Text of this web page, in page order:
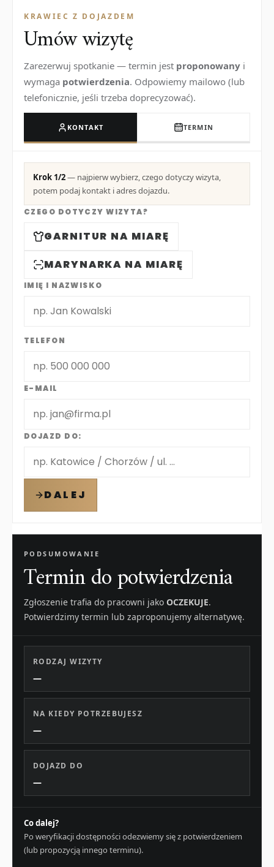
KRAWIEC Z DOJAZDEM
Umów wizytę
Zarezerwuj spotkanie — termin jest proponowany i
wymaga potwierdzenia. Odpowiemy mailowo (lub
telefonicznie, jeśli trzeba doprecyzować).
KONTAKT TERMIN
Krok 1/2— najpierw wybierz, czego dotyczy wizyta,
potem podaj kontakt i adres dojazdu.
CZEGO DOTYCZY WIZYTA?
GARNITUR NA MIARĘ
MARYNARKA NA MIARĘ
IMIĘ I NAZWISKO
TELEFON
E-MAIL
DOJAZD DO:
DALEJ
PODSUMOWANIE
Termin do potwierdzenia
Zgłoszenie trafia do pracowni jako OCZEKUJE.
Potwierdzimy termin lub zaproponujemy alternatywę.
RODZAJ WIZYTY
—
NA KIEDY POTRZEBUJESZ
—
DOJAZD DO
—
Co dalej?
Po weryfikacji dostępności odezwiemy się z potwierdzeniem
(lub propozycją innego terminu).